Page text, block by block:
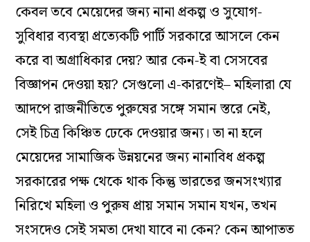
কেবল তবে মেয়েদের জন্য নানা প্রকল্প ও সুযোগ-
সুবিধার ব্যবস্থা প্রত্যেকটি পার্টি সরকারে আসলে কেন
করে বা অগ্রাধিকার দেয়? আর কেন-ই বা সেসবের
বিজ্ঞাপন দেওয়া হয়? সেগুলো এ-কারণেই– মহিলারা যে
আদপে রাজনীতিতে পুরুষের সঙ্গে সমান স্তরে নেই,
সেই চিত্র কিঞ্চিত ঢেকে দেওয়ার জন্য। তা না হলে
মেয়েদের সামাজিক উন্নয়নের জন্য নানাবিধ প্রকল্প
সরকারের পক্ষ থেকে থাক কিন্তু ভারতের জনসংখ্যার
নিরিখে মহিলা ও পুরুষ প্রায় সমান সমান যখন, তখন
সংসদেও সেই সমতা দেখা যাবে না কেন? কেন আপাতত